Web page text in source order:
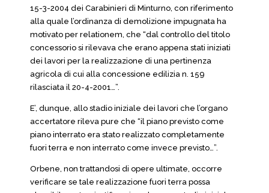
15-3-2004 dei Carabinieri di Minturno, con riferimento
alla quale l’ordinanza di demolizione impugnata ha
motivato per relationem, che “dal controllo del titolo
concessorio si rilevava che erano appena stati iniziati
dei lavori per la realizzazione di una pertinenza
agricola di cui alla concessione edilizia n. 159
rilasciata il 20-4-2001…”.
E’, dunque, allo stadio iniziale dei lavori che l’organo
accertatore rileva pure che “il piano previsto come
piano interrato era stato realizzato completamente
fuori terra e non interrato come invece previsto…”.
Orbene, non trattandosi di opere ultimate, occorre
verificare se tale realizzazione fuori terra possa